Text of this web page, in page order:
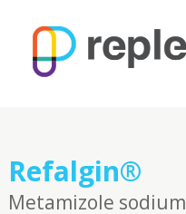
Refalgin®
Metamizole sodium